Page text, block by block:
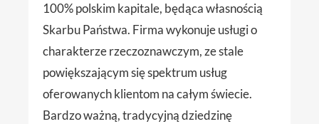
100% polskim kapitale, będąca własnością
Skarbu Państwa. Firma wykonuje usługi o
charakterze rzeczoznawczym, ze stale
powiększającym się spektrum usług
oferowanych klientom na całym świecie.
Bardzo ważną, tradycyjną dziedzinę